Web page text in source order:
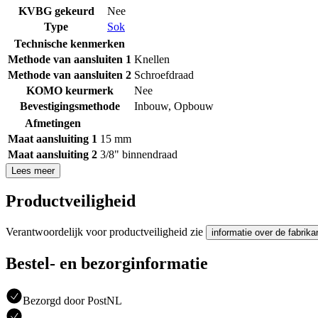
KVBG gekeurd
Nee
Type
Sok
Technische kenmerken
Methode van aansluiten 1 Knellen
Methode van aansluiten 2 Schroefdraad
KOMO keurmerk
Nee
Bevestigingsmethode
Inbouw, Opbouw
Afmetingen
Maat aansluiting 1 15 mm
Maat aansluiting 2 3/8" binnendraad
Lees meer
Productveiligheid
Verantwoordelijk voor productveiligheid zie informatie over de
Bestel- en bezorginformatie
Bezorgd door PostNL